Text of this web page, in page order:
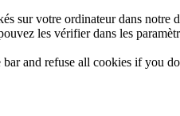
sur votre ordinateur dans
les vérifier dans les
and refuse all cookies if you